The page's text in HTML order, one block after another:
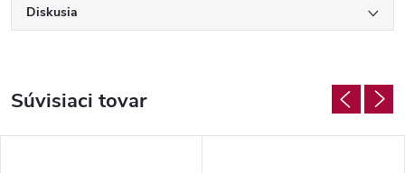
Diskusia
Súvisiaci tovar